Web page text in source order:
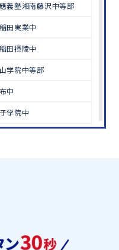
義塾湘南藤沢中等部
田実業中
田摂陵中
学院中等部
中
学院中
桜修館中